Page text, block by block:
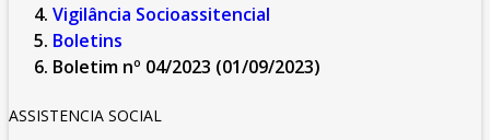
Vigilância Socioassitencial
Boletins
Boletim nº 04/2023 (01/09/2023)
ASSISTENCIA SOCIAL